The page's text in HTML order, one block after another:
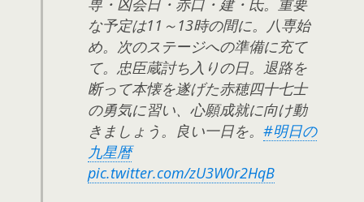
専・凶会日・赤口・建・氐。重要
な予定は11～13時の間に。八専始
め。次のステージへの準備に充て
て。忠臣蔵討ち入りの日。退路を
断って本懐を遂げた赤穂四十七士
の勇気に習い、心願成就に向け動
きましょう。良い一日を。 #明日の
九星暦
pic.twitter.com/zU3W0r2HqB